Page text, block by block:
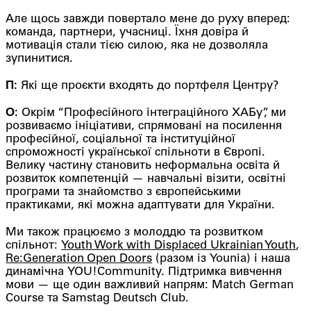
Але щось завжди повертало мене до руху вперед:
команда, партнери, учасниці. Їхня довіра й
мотивація стали тією силою, яка не дозволяла
зупинитися.
П: Які ще проєкти входять до портфеля Центру?
О: Окрім “Професійного інтеграційного ХАБу”, ми
розвиваємо ініціативи, спрямовані на посилення
професійної, соціальної та інституційної
спроможності української спільноти в Європі.
Велику частину становить неформальна освіта й
розвиток компетенцій — навчальні візити, освітні
програми та знайомство з європейськими
практиками, які можна адаптувати для України.
Ми також працюємо з молоддю та розвитком
спільнот: Youth Work with Displaced Ukrainian Youth,
Re:Generation Open Doors (разом із Younia) і наша
динамічна YOU!Community. Підтримка вивчення
мови — ще один важливий напрям: Match German
Course та Samstag Deutsch Club.